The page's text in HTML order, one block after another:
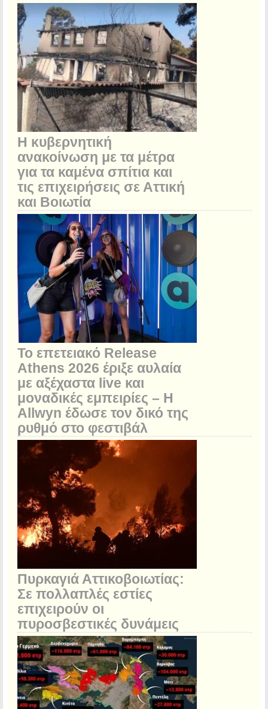
Η κυβερνητική
ανακοίνωση με τα μέτρα
για τα καμένα σπίτια και
τις επιχειρήσεις σε Αττική
και Βοιωτία
Το επετειακό Release
Athens 2026 έριξε αυλαία
με αξέχαστα live και
μοναδικές εμπειρίες – Η
Allwyn έδωσε τον δικό της
ρυθμό στο φεστιβάλ
Πυρκαγιά Αττικοβοιωτίας:
Σε πολλαπλές εστίες
επιχειρούν οι
πυροσβεστικές δυνάμεις